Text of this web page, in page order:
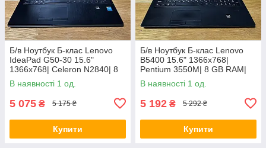
Б/в Ноутбук Б-клас Lenovo
IdeaPad G50-30 15.6"
1366x768| Celeron N2840| 8
GB RAM| 128 GB SSD| HD
В наявності 1 од.
5 075 ₴ 5 175 ₴
Купити
Б/в Ноутбук Б-клас Lenovo
B5400 15.6" 1366x768|
Pentium 3550M| 8 GB RAM|
128 GB SSD| HD
В наявності 1 од.
5 192 ₴ 5 292 ₴
Купити